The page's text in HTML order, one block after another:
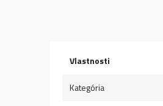
Vlastnosti
Kategória